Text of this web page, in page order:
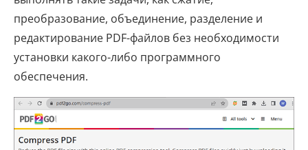
преобразование, объединение, разделение и
редактирование PDF-файлов без необходимости
установки какого-либо программного
обеспечения.